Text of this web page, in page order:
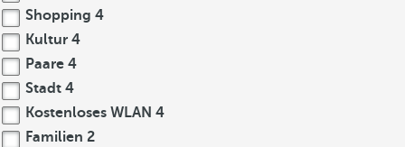
Shopping 4
Kultur 4
Paare 4
Stadt 4
Kostenloses WLAN 4
Familien 2